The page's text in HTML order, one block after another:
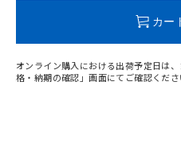
カー
オンライン購入における出荷予定日は
格・納期の確認」画面にてご確認くださ